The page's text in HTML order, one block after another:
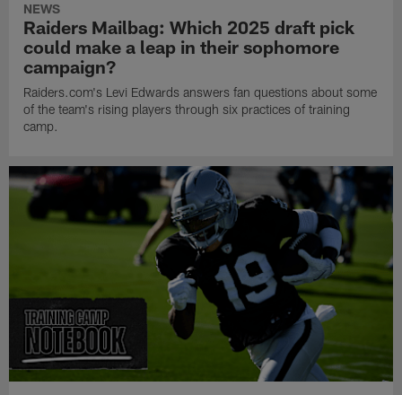
NEWS
Raiders Mailbag: Which 2025 draft pick
could make a leap in their sophomore
campaign?
Raiders.com's Levi Edwards answers fan questions about some
of the team's rising players through six practices of training
camp.